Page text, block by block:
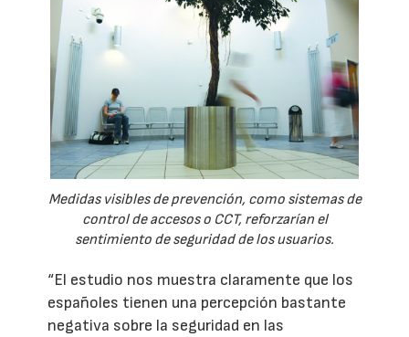
Medidas visibles de prevención, como sistemas de
control de accesos o CCT, reforzarían el
sentimiento de seguridad de los usuarios.
“El estudio nos muestra claramente que los
españoles tienen una percepción bastante
negativa sobre la seguridad en las